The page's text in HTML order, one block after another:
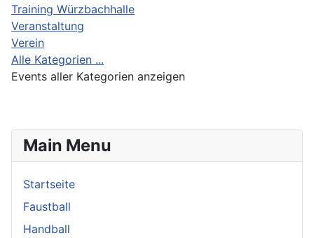
Training Würzbachhalle
Veranstaltung
Verein
Alle Kategorien ...
Events aller Kategorien anzeigen
Main Menu
Startseite
Faustball
Handball